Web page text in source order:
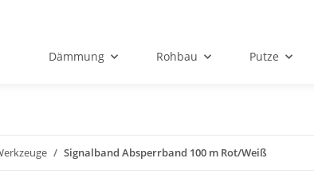
Dämmung Rohbau Putze
Signalband Absperrband 100 m Rot/Weiß